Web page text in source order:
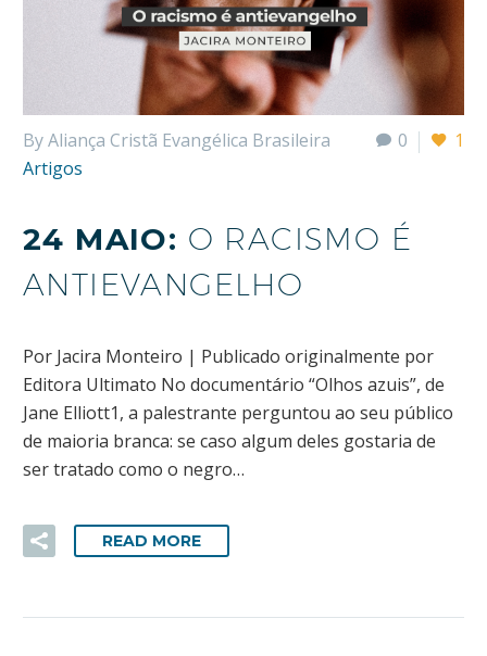
0 1
By Aliança Cristã Evangélica Brasileira
Artigos
24 MAIO: O RACISMO É
ANTIEVANGELHO
Por Jacira Monteiro | Publicado originalmente por
Editora Ultimato No documentário “Olhos azuis”, de
Jane Elliott1, a palestrante perguntou ao seu público
de maioria branca: se caso algum deles gostaria de
ser tratado como o negro…
READ MORE